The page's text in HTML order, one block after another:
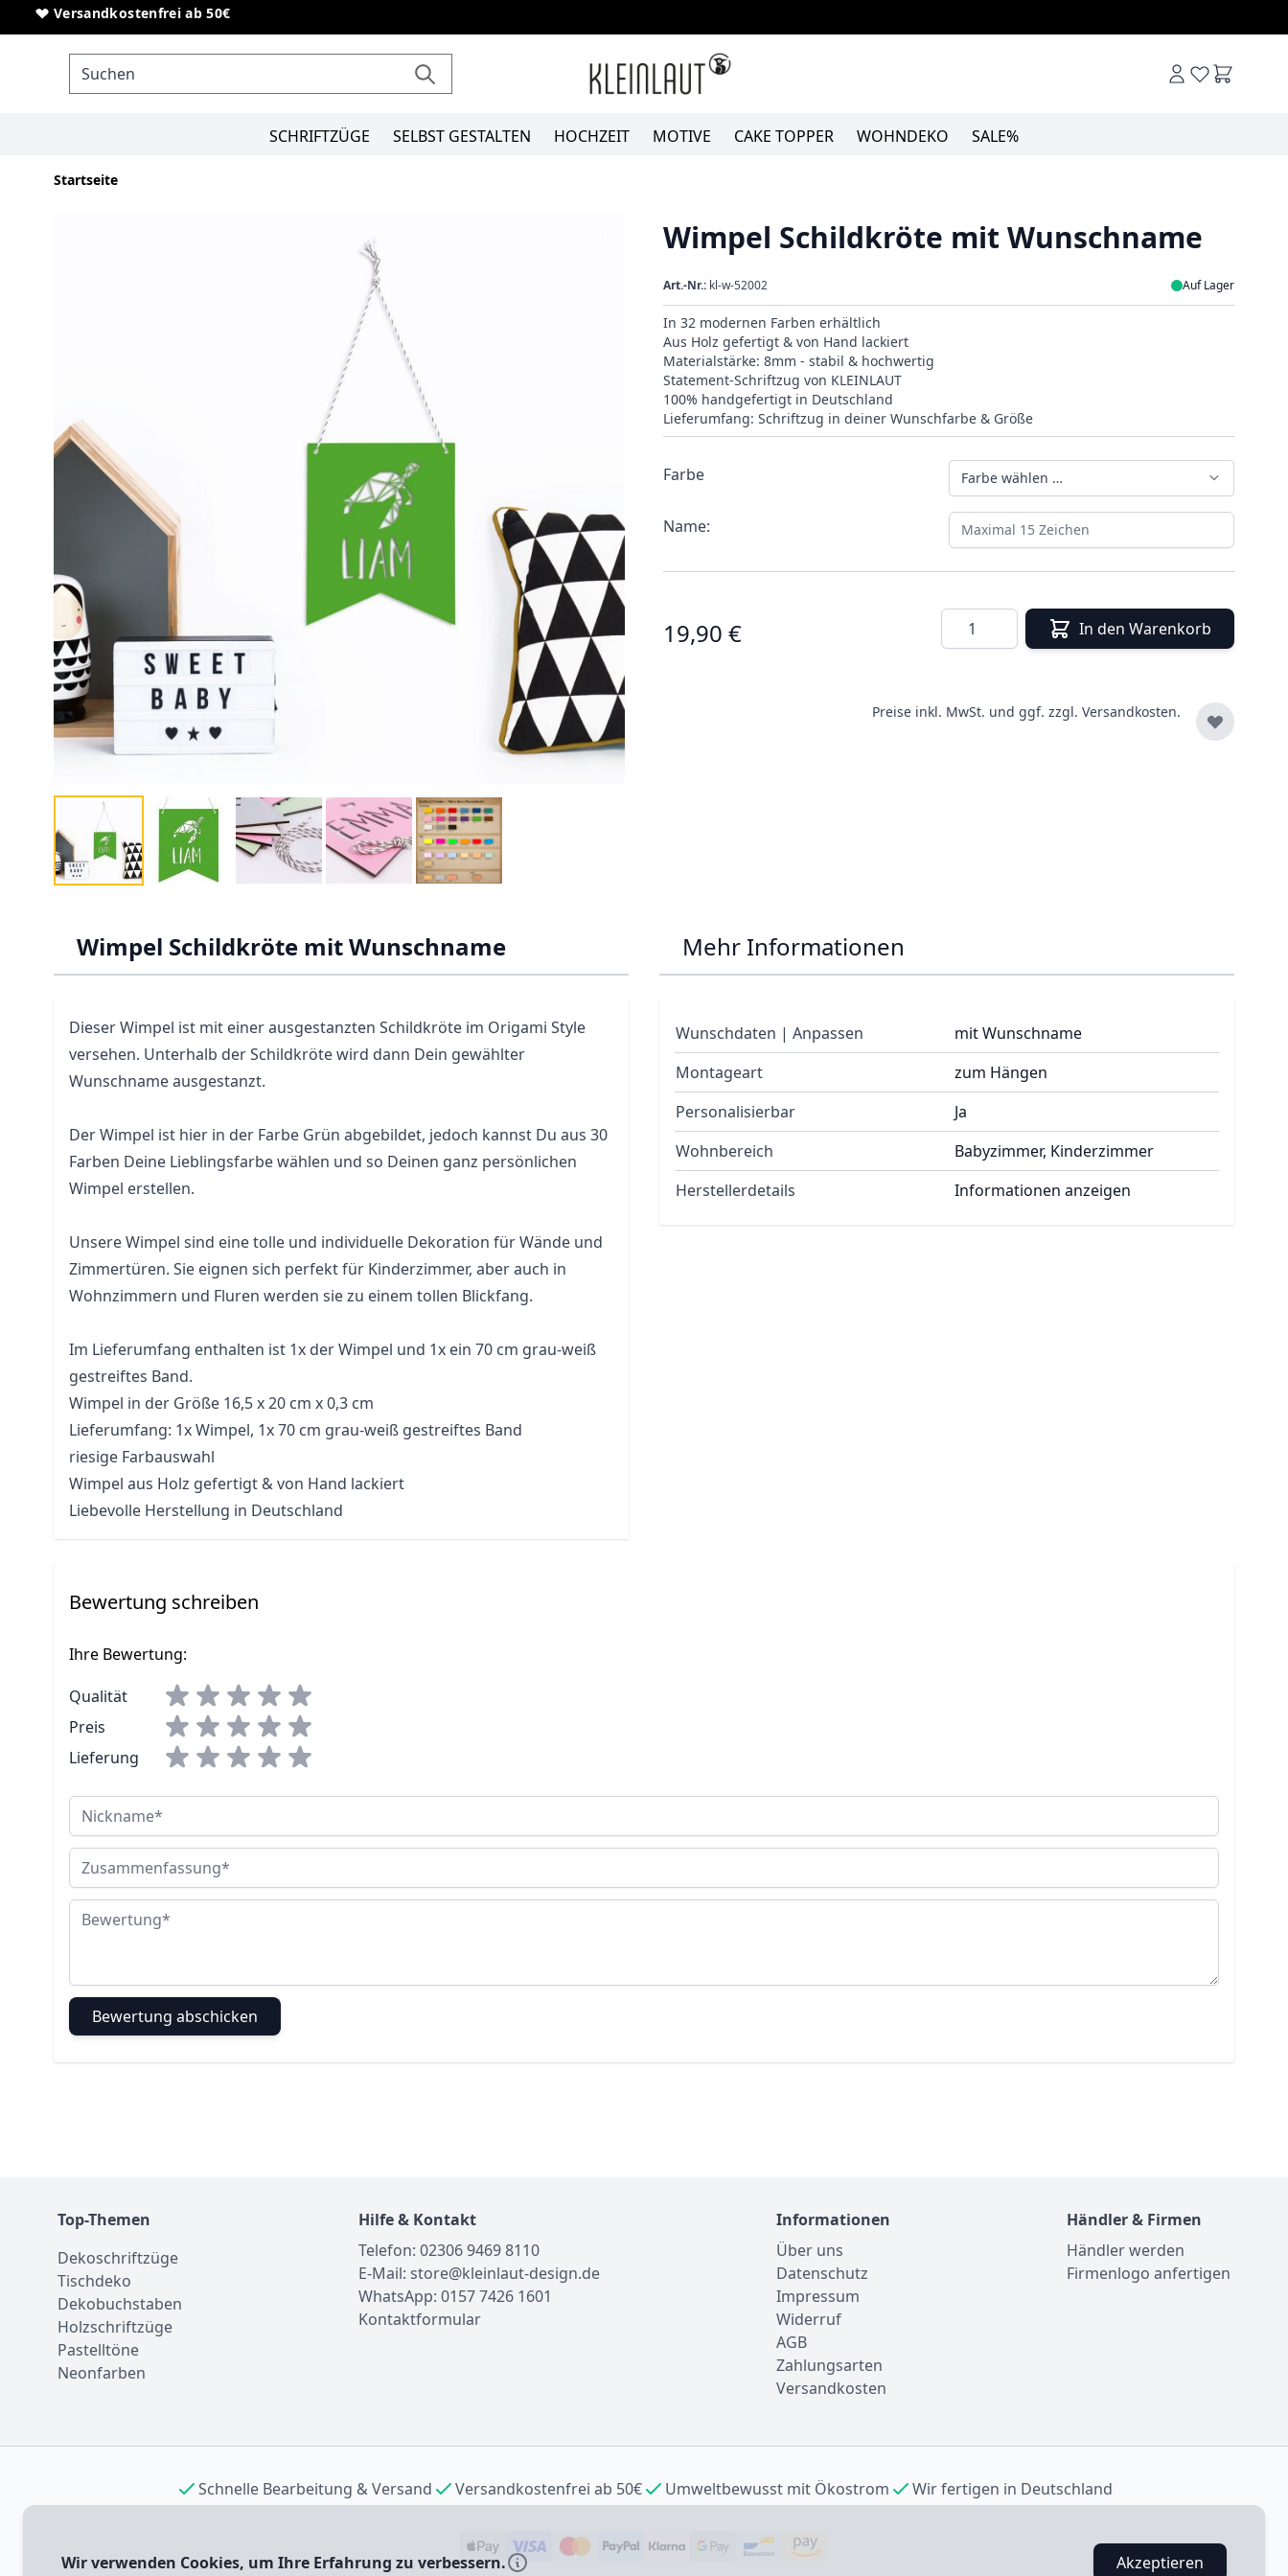
Wir verwenden Cookies, um Ihre Erfahrung zu verbessern. Akzeptieren
Direkt zum Inhalt
Versandkostenfrei ab 50€
Sonderanfertigungen von Schriftzügen
SCHRIFTZÜGE SELBST GESTALTEN HOCHZEIT MOTIVE CAKE TOPPER WOHNDEKO SALE%
Startseite
Wimpel Schildkröte mit Wunschname
Art.-Nr.: kl-w-52002 Auf Lager
In 32 modernen Farben erhältlich
Aus Holz gefertigt & von Hand lackiert
Materialstärke: 8mm - stabil & hochwertig
Statement-Schriftzug von KLEINLAUT
100% handgefertigt in Deutschland
Lieferumfang: Schriftzug in deiner Wunschfarbe & Größe
Farbe Farbe wählen …
Name:
19,90 € Menge In den Warenkorb
Preise inkl. MwSt. und ggf. zzgl. Versandkosten.
Wimpel Schildkröte mit Wunschname
Dieser Wimpel ist mit einer ausgestanzten Schildkröte im Origami Style
versehen. Unterhalb der Schildkröte wird dann Dein gewählter
Wunschname ausgestanzt.
Der Wimpel ist hier in der Farbe Grün abgebildet, jedoch kannst Du aus 30
Farben Deine Lieblingsfarbe wählen und so Deinen ganz persönlichen
Wimpel erstellen.
Unsere Wimpel sind eine tolle und individuelle Dekoration für Wände und
Zimmertüren. Sie eignen sich perfekt für Kinderzimmer, aber auch in
Wohnzimmern und Fluren werden sie zu einem tollen Blickfang.
Im Lieferumfang enthalten ist 1x der Wimpel und 1x ein 70 cm grau-weiß
gestreiftes Band.
Wimpel in der Größe 16,5 x 20 cm x 0,3 cm
Lieferumfang: 1x Wimpel, 1x 70 cm grau-weiß gestreiftes Band
riesige Farbauswahl
Wimpel aus Holz gefertigt & von Hand lackiert
Liebevolle Herstellung in Deutschland
Mehr Informationen
Wunschdaten | Anpassen
mit Wunschname
Montageart
zum Hängen
Personalisierbar
Ja
Wohnbereich
Babyzimmer, Kinderzimmer
Herstellerdetails
Informationen anzeigen
Bewertung schreiben
Ihre Bewertung:
Qualität
Preis
Lieferung
Nickname
Zusammenfassung
Bewertung
Bewertung abschicken
Top-Themen
Dekoschriftzüge
Tischdeko
Dekobuchstaben
Holzschriftzüge
Pastelltöne
Neonfarben
Hilfe & Kontakt
Telefon: 02306 9469 8110
E-Mail: store@kleinlaut-design.de
WhatsApp: 0157 7426 1601
Kontaktformular
Informationen
Über uns
Datenschutz
Impressum
Widerruf
AGB
Zahlungsarten
Versandkosten
Händler & Firmen
Händler werden
Firmenlogo anfertigen
Schnelle Bearbeitung & Versand Versandkostenfrei ab 50€ Umweltbewusst mit Ökostrom Wir fertigen in Deutschland